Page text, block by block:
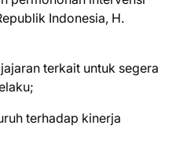
Indonesia, H.
terkait untuk segera
terhadap kinerja